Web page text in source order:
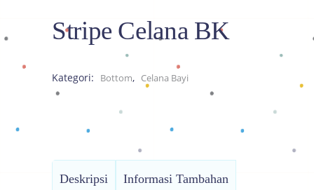
Stripe Celana BK
Kategori: Bottom, Celana Bayi
Deskripsi Informasi Tambahan